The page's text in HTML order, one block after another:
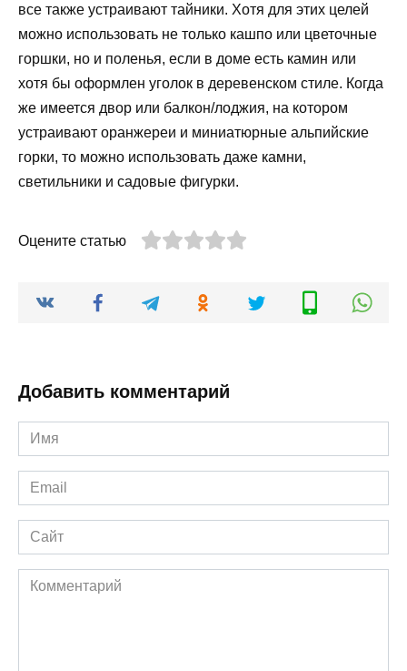
все также устраивают тайники. Хотя для этих целей
можно использовать не только кашпо или цветочные
горшки, но и поленья, если в доме есть камин или
хотя бы оформлен уголок в деревенском стиле. Когда
же имеется двор или балкон/лоджия, на котором
устраивают оранжереи и миниатюрные альпийские
горки, то можно использовать даже камни,
светильники и садовые фигурки.
Оцените статью
Добавить комментарий
Имя
*
Email
*
Сайт
Комментарий